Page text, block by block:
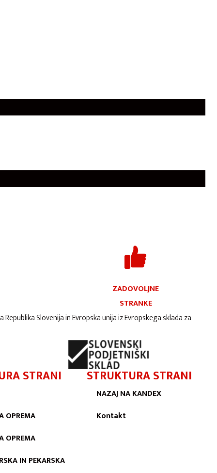
ZADOVOLJNE
STRANKE
Slovenija in Evropska unija iz Evropskega sklada za
STRANI
OPREMA
OPREMA
IN PEKARSKA
STRUKTURA STRANI
NAZAJ NA KANDEX
Kontakt